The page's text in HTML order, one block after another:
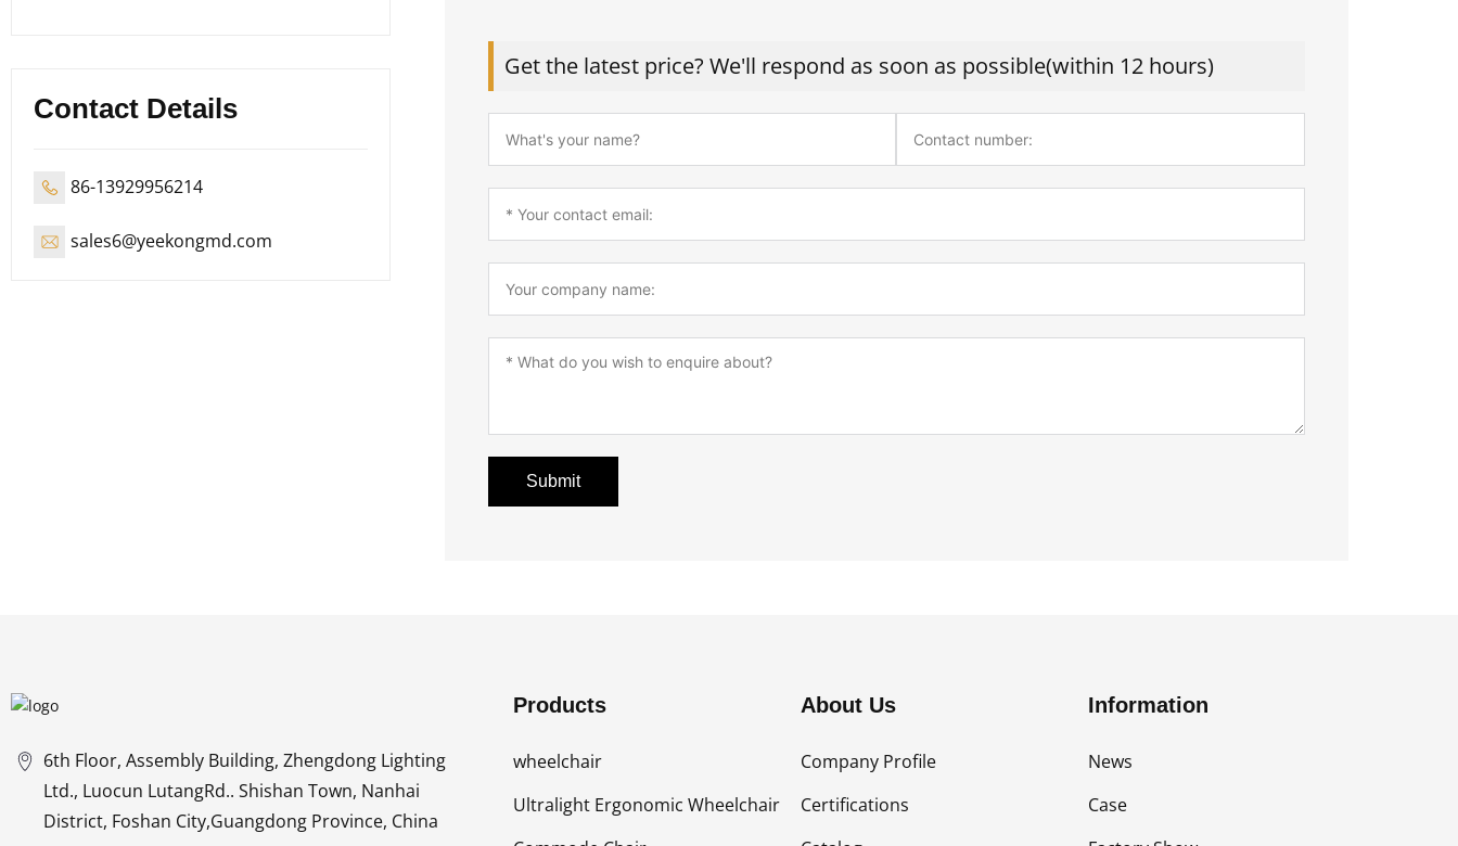
Contact Details
86-13929956214
sales6@yeekongmd.com
Get the latest price? We'll respond as soon as possible(within 12 hours)
Submit
6th Floor, Assembly Building, Zhengdong Lighting
Ltd., Luocun LutangRd.. Shishan Town, Nanhai
District, Foshan City,Guangdong Province, China
Products
wheelchair
Ultralight Ergonomic Wheelchair
About Us
Company Profile
Certifications
Information
News
Case